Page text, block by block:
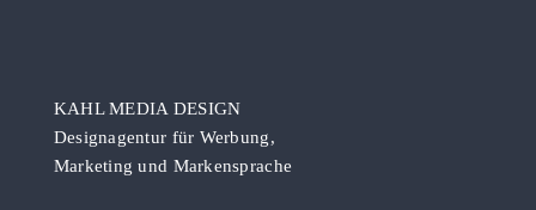
KAHL MEDIA DESIGN
Designagentur für Werbung,
Marketing und Markensprache